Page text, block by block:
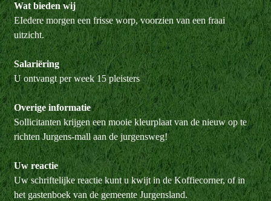
Wat bieden wij
EIedere morgen een frisse worp, voorzien van een fraai
uitzicht.
Salariëring
U ontvangt per week 15 pleisters
Overige informatie
Sollicitanten krijgen een mooie kleurplaat van de nieuw op te
richten Jurgens-mall aan de jurgensweg!
Uw reactie
Uw schriftelijke reactie kunt u kwijt in de Koffiecorner, of in
het gastenboek van de gemeente Jurgensland.